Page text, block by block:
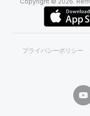
プライバシーポリシー